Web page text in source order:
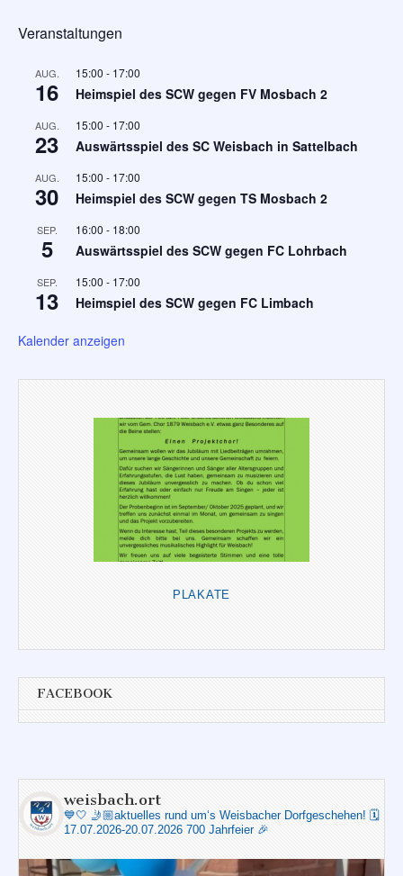
Veranstaltungen
AUG.
16
15:00 - 17:00
Heimspiel des SCW gegen FV Mosbach 2
AUG.
23
15:00 - 17:00
Auswärtsspiel des SC Weisbach in Sattelbach
AUG.
30
15:00 - 17:00
Heimspiel des SCW gegen TS Mosbach 2
SEP.
5
16:00 - 18:00
Auswärtsspiel des SCW gegen FC Lohrbach
SEP.
13
15:00 - 17:00
Heimspiel des SCW gegen FC Limbach
Kalender anzeigen
PLAKATE
FACEBOOK
weisbach.ort
💙🤍 🤳🏼aktuelles rund um‘s Weisbacher Dorfgeschehen! 🗓️
17.07.2026-20.07.2026 700 Jahrfeier 🎉